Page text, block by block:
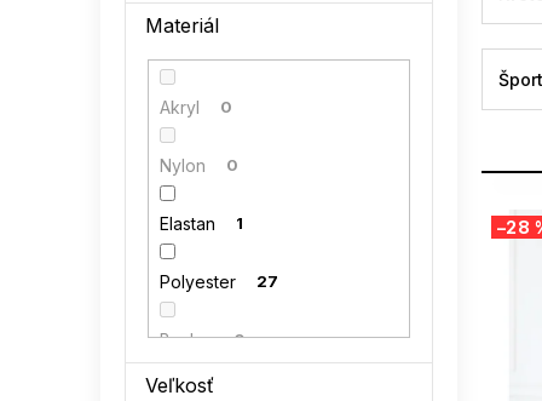
Materiál
Akryl 0
Nylon 0
Elastan 1
Polyester 27
Bavlna 0
Veľkosť
V
ý–28